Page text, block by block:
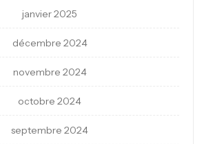
janvier 2025
décembre 2024
novembre 2024
octobre 2024
septembre 2024